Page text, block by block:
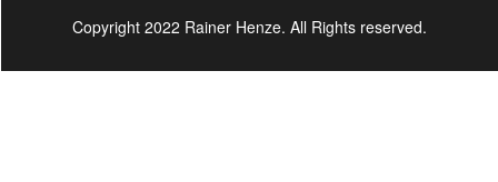
Copyright 2022 Rainer Henze. All Rights reserved.